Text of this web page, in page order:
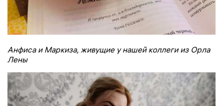
Анфиса и Маркиза, живущие у нашей коллеги из Орла
Лены